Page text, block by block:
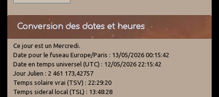
Conversion des dates et heures
Ce jour est un Mercredi.
Date pour le fuseau Europe/Paris : 13/05/2026 00:15:42
Date en temps universel (UTC) : 12/05/2026 22:15:42
Jour Julien : 2 461 173,42757
Temps solaire vrai (TSV) : 22:29:20
Temps sideral local (TSL) : 13:48:28